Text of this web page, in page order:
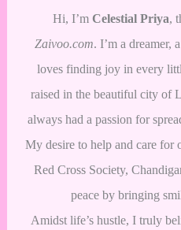
Hi, I’m Celestial Priya,
Zaivoo.com. I’m a dreamer,
loves finding joy in every
raised in the beautiful city of
always had a passion for
My desire to help and care for
Red Cross Society,
peace by bringing
Amidst life’s hustle, I truly